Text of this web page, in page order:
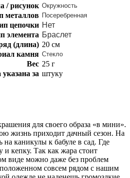
/ рисунок Окружность
металлов Посеребренная
цепочки Нет
элемента Браслет
(длина) 20 см
камня Стекло
Вес 25 г
за штуку
для своего образа «в мини».
жизнь приходит дачный сезон. На
на каникулы к бабуле в сад. Где
кепку. Так как жара стоит
виде можно даже без проблем
совсем рядом с нашим